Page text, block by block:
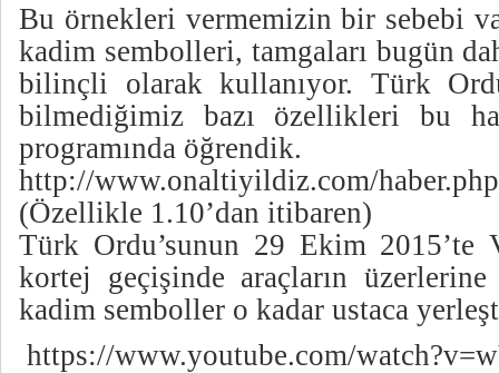
Bu örnekleri vermemizin bir sebebi
kadim sembolleri, tamgaları bugün
bilinçli olarak kullanıyor. Türk
bilmediğimiz bazı özellikleri bu
programında öğrendik.
http://www.onaltiyildiz.com/
(Özellikle 1.10’dan itibaren)
Türk Ordu’sunun 29 Ekim 2015’te
kortej geçişinde araçların
kadim semboller o kadar ustaca
https://www.youtube.com/